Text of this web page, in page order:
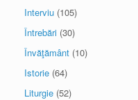
Interviu (105)
Întrebări (30)
Învăţământ (10)
Istorie (64)
Liturgie (52)